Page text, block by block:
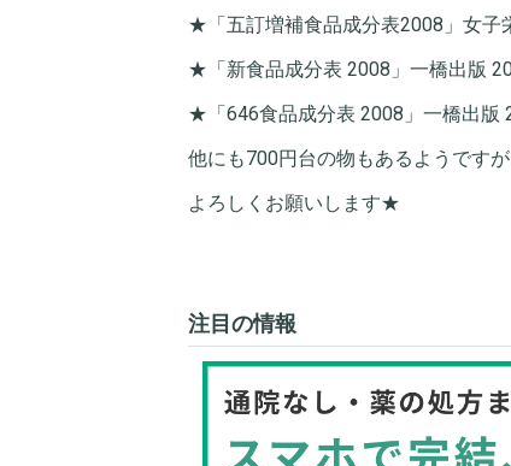
★「五訂増補食品成分表2008」女
★「新食品成分表 2008」一橋出版
★「646食品成分表 2008」一橋出版
他にも700円台の物もあるようですが
よろしくお願いします★
注目の情報